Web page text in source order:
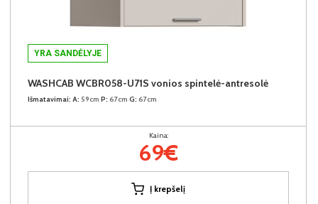
YRA SANDĖLYJE
WASHCAB WCBR058-U71S vonios spintelė-antresolė
Išmatavimai: A: 59cm P: 67cm G: 67cm
Kaina:
69€
Į krepšelį